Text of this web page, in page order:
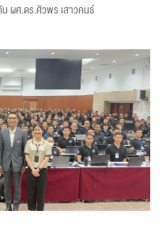
ผศ.ดร.ศิวพร เสาวคนธ์